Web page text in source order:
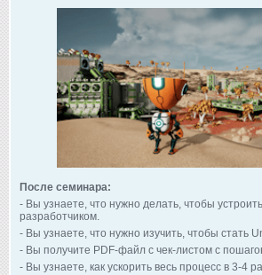
После семинара:
- Вы узнаете, что нужно делать, чтобы
разработчиком.
- Вы узнаете, что нужно изучить, чтобы стать
- Вы получите PDF-файл с чек-листом с
- Вы узнаете, как ускорить весь процесс в 3-4